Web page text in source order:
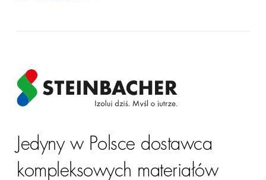
Jedyny w Polsce dostawca
kompleksowych materiałów